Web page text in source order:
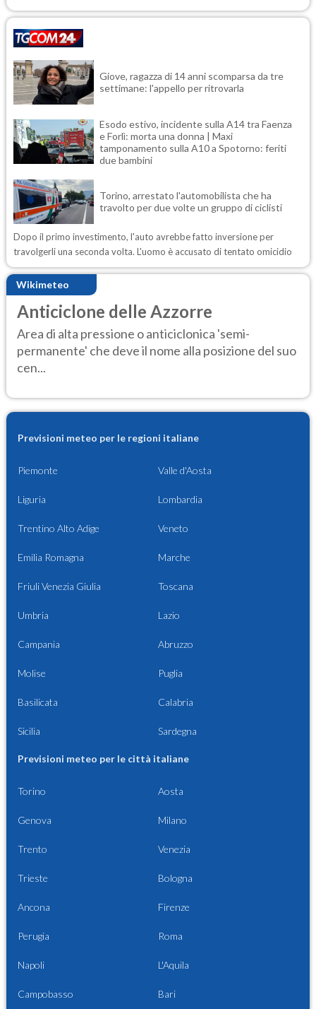
Giove, ragazza di 14 anni scomparsa da tre
settimane: l'appello per ritrovarla
Esodo estivo, incidente sulla A14 tra Faenza
e Forlì: morta una donna | Maxi
tamponamento sulla A10 a Spotorno: feriti
due bambini
Torino, arrestato l'automobilista che ha
travolto per due volte un gruppo di ciclisti
Dopo il primo investimento, l'auto avrebbe fatto inversione per
travolgerli una seconda volta. L'uomo è accusato di tentato omicidio
Wikimeteo
Anticiclone delle Azzorre
Area di alta pressione o anticiclonica 'semi-
permanente' che deve il nome alla posizione del suo
cen...
Previsioni meteo per le regioni italiane
Piemonte Valle d'Aosta
Liguria Lombardia
Trentino Alto Adige Veneto
Emilia Romagna Marche
Friuli Venezia Giulia Toscana
Umbria Lazio
Campania Abruzzo
Molise Puglia
Basilicata Calabria
Sicilia Sardegna
Previsioni meteo per le città italiane
Torino Aosta
Genova Milano
Trento Venezia
Trieste Bologna
Ancona Firenze
Perugia Roma
Napoli L'Aquila
Campobasso Bari